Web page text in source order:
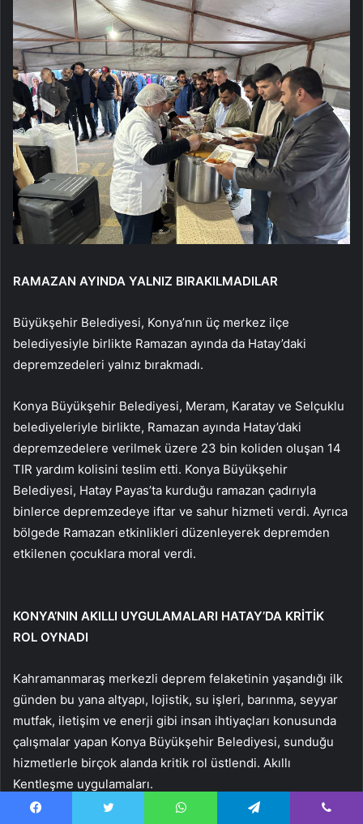
RAMAZAN AYINDA YALNIZ BIRAKILMADILAR
Büyükşehir Belediyesi, Konya’nın üç merkez ilçe
belediyesiyle birlikte Ramazan ayında da Hatay’daki
depremzedeleri yalnız bırakmadı.
Konya Büyükşehir Belediyesi, Meram, Karatay ve Selçuklu
belediyeleriyle birlikte, Ramazan ayında Hatay’daki
depremzedelere verilmek üzere 23 bin koliden oluşan 14
TIR yardım kolisini teslim etti. Konya Büyükşehir
Belediyesi, Hatay Payas’ta kurduğu ramazan çadırıyla
binlerce depremzedeye iftar ve sahur hizmeti verdi. Ayrıca
bölgede Ramazan etkinlikleri düzenleyerek depremden
etkilenen çocuklara moral verdi.
KONYA’NIN AKILLI UYGULAMALARI HATAY’DA KRİTİK
ROL OYNADI
Kahramanmaraş merkezli deprem felaketinin yaşandığı ilk
günden bu yana altyapı, lojistik, su işleri, barınma, seyyar
mutfak, iletişim ve enerji gibi insan ihtiyaçları konusunda
çalışmalar yapan Konya Büyükşehir Belediyesi, sunduğu
hizmetlerle birçok alanda kritik rol üstlendi. Akıllı
Kentleşme uygulamaları.